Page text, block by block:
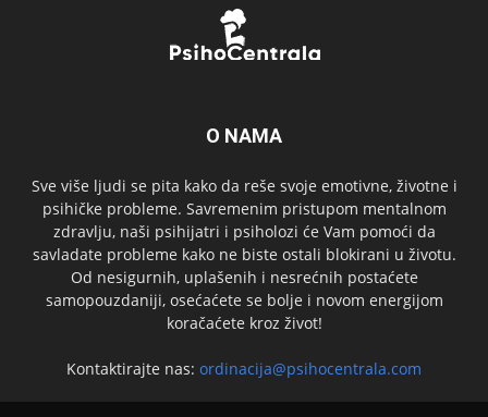
O NAMA
Sve više ljudi se pita kako da reše svoje emotivne, životne i
psihičke probleme. Savremenim pristupom mentalnom
zdravlju, naši psihijatri i psiholozi će Vam pomoći da
savladate probleme kako ne biste ostali blokirani u životu.
Od nesigurnih, uplašenih i nesrećnih postaćete
samopouzdaniji, osećaćete se bolje i novom energijom
koračaćete kroz život!
Kontaktirajte nas: ordinacija@psihocentrala.com